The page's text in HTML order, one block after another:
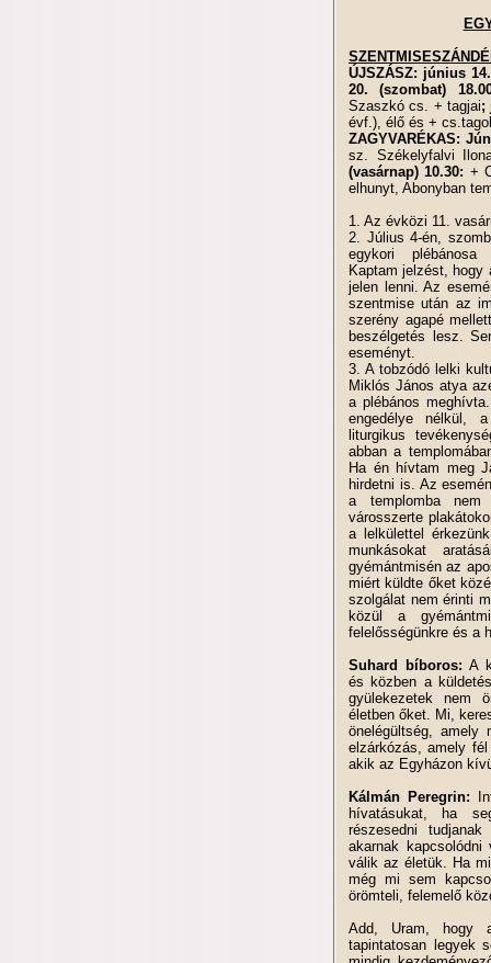
ÚJSZÁSZ: június
20. (szombat)
Szaszkó cs. + tagjai;
évf.), élő és +
ZAGYVARÉKAS:
sz. Székelyfalvi
(vasárnap) 10.30: +
elhunyt, Abonyban
1. Az évközi 11.
2. Július 4-én,
egykori plébánosa
Kaptam jelzést, hogy
jelen lenni. Az
szentmise után az
szerény agapé
beszélgetés lesz.
eseményt.
3. A tobzódó lelki
Miklós János atya
a plébános
engedélye nélkül,
liturgikus
abban a
Ha én hívtam meg
hirdetni is. Az
a templomba nem
városszerte
a lelkülettel
munkásokat
gyémántmisén az
miért küldte őket
szolgálat nem érinti
közül a
felelősségünkre és a
Suhard bíboros: A
és közben a
gyülekezetek nem
életben őket. Mi,
önelégültség,
elzárkózás, amely
akik az Egyházon
Kálmán Peregrin:
hívatásukat, ha
részesedni
akarnak
válik az életük. Ha
még mi sem
örömteli, felemelő
Add, Uram, hogy
tapintatosan legyek